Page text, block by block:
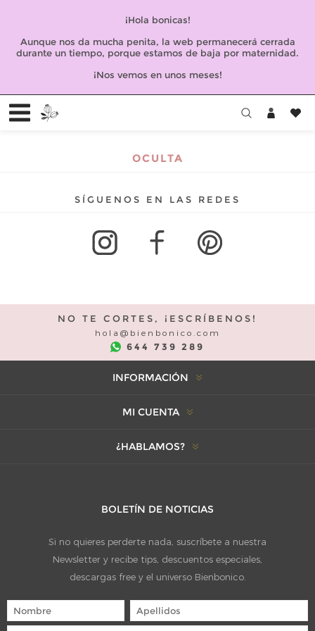
¡Hola bonicas!
Aunque nos da mucha penita, la web permanecerá cerrada
durante un tiempo, porque estamos de baja por maternidad.
¡Nos vemos en unos meses!
OCULTA
SÍGUENOS EN LAS REDES
NO TE CORTES, ¡ESCRÍBENOS!
hola@bienbonico.com
644 739 289
INFORMACIÓN
MI CUENTA
¿HABLAMOS?
BOLETÍN DE NOTICIAS
Si no quieres perderte nada, suscríbete a nuestra
Newsletter y recibe tips, descuentos especiales,
descargas free y el universo Bienbonico.